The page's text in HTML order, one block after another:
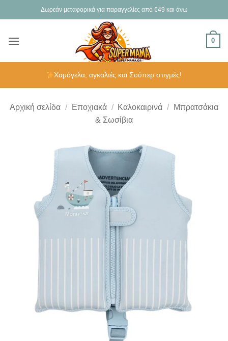
στο
Δωρεάν μεταφορικά για παραγγελίες από €49 και άνω
0
Χαμόγελα, αγκαλιές και Σούπερ στιγμές!
Αρχική σελίδα / Εποχιακά / Καλοκαιρινά /
Μπρατσάκια
& Σωσίβια